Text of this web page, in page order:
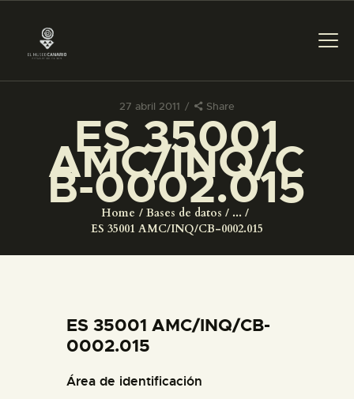
27 abril 2011 Share
ES 35001
AMC/INQ/C
B-0002.015
Home Bases de datos
...
ES 35001 AMC/INQ/CB-0002.015
PREPARAR LA VISITA
ACTIVIDADES
COLECCIONES
ES 35001 AMC/INQ/CB-
0002.015
Área de identificación